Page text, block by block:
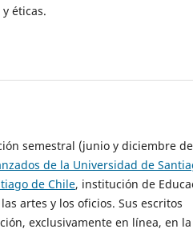
éticas.
semestral (junio y diciembre de
de la Universidad de
de Chile, institución de
artes y los oficios. Sus escritos
exclusivamente en línea, en la